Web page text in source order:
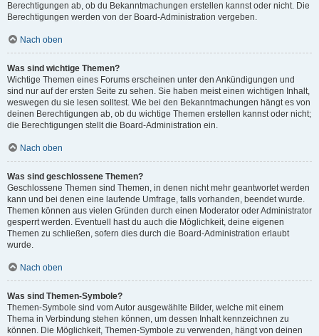
Berechtigungen ab, ob du Bekanntmachungen erstellen kannst oder nicht. Die
Berechtigungen werden von der Board-Administration vergeben.
Nach oben
Was sind wichtige Themen?
Wichtige Themen eines Forums erscheinen unter den Ankündigungen und
sind nur auf der ersten Seite zu sehen. Sie haben meist einen wichtigen Inhalt,
weswegen du sie lesen solltest. Wie bei den Bekanntmachungen hängt es von
deinen Berechtigungen ab, ob du wichtige Themen erstellen kannst oder nicht;
die Berechtigungen stellt die Board-Administration ein.
Nach oben
Was sind geschlossene Themen?
Geschlossene Themen sind Themen, in denen nicht mehr geantwortet werden
kann und bei denen eine laufende Umfrage, falls vorhanden, beendet wurde.
Themen können aus vielen Gründen durch einen Moderator oder Administrator
gesperrt werden. Eventuell hast du auch die Möglichkeit, deine eigenen
Themen zu schließen, sofern dies durch die Board-Administration erlaubt
wurde.
Nach oben
Was sind Themen-Symbole?
Themen-Symbole sind vom Autor ausgewählte Bilder, welche mit einem
Thema in Verbindung stehen können, um dessen Inhalt kennzeichnen zu
können. Die Möglichkeit, Themen-Symbole zu verwenden, hängt von deinen